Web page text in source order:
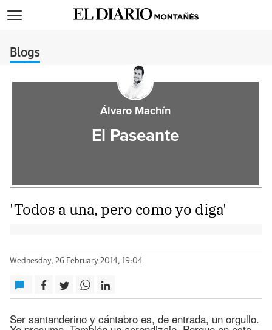
Blogs
Álvaro Machín
El Paseante
'Todos a una, pero como yo diga'
Wednesday, 26 February 2014, 19:04
Ser santanderino y cántabro es, de entrada, un orgullo.